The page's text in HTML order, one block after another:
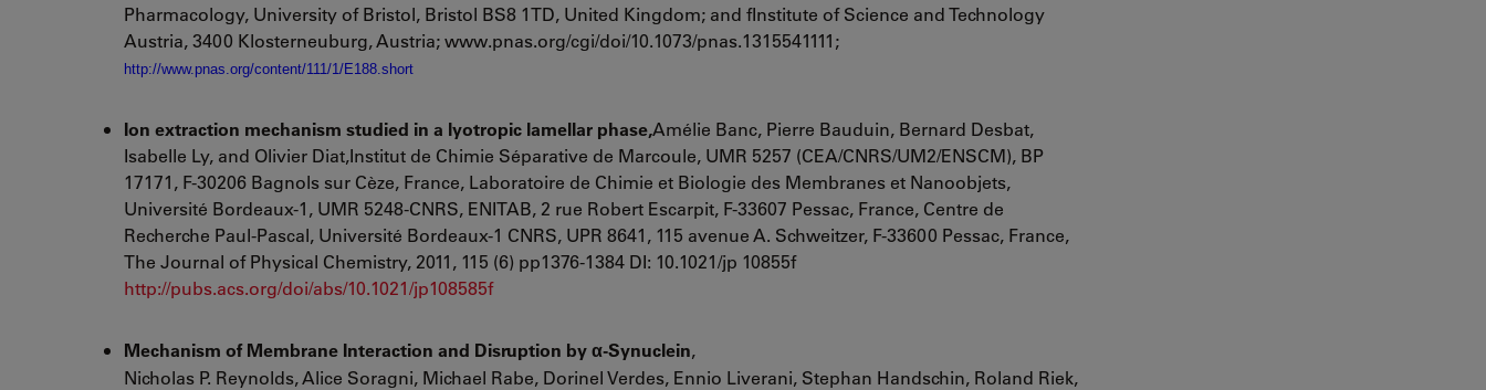
Pharmacology, University of Bristol, Bristol BS8 1TD, United Kingdom; and fInstitute of Science and Technology
Austria, 3400 Klosterneuburg, Austria; www.pnas.org/cgi/doi/10.1073/pnas.1315541111;
http://www.pnas.org/content/111/1/E188.short
Ion extraction mechanism studied in a lyotropic lamellar phase,Amélie Banc, Pierre Bauduin, Bernard Desbat,
Isabelle Ly, and Olivier Diat,Institut de Chimie Séparative de Marcoule, UMR 5257 (CEA/CNRS/UM2/ENSCM), BP
17171, F-30206 Bagnols sur Cèze, France, Laboratoire de Chimie et Biologie des Membranes et Nanoobjets,
Université Bordeaux-1, UMR 5248-CNRS, ENITAB, 2 rue Robert Escarpit, F-33607 Pessac, France, Centre de
Recherche Paul-Pascal, Université Bordeaux-1 CNRS, UPR 8641, 115 avenue A. Schweitzer, F-33600 Pessac, France,
The Journal of Physical Chemistry, 2011, 115 (6) pp1376-1384 DI: 10.1021/jp 10855f
http://pubs.acs.org/doi/abs/10.1021/jp108585f
Mechanism of Membrane Interaction and Disruption by α-Synuclein,
Nicholas P. Reynolds, Alice Soragni, Michael Rabe, Dorinel Verdes, Ennio Liverani, Stephan Handschin, Roland Riek,